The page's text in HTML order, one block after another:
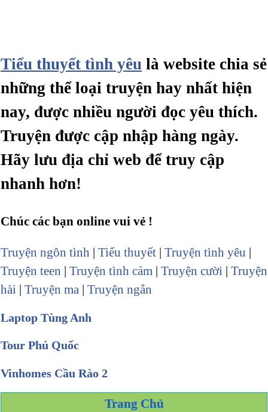
Tiểu thuyết tình yêu là website chia sẻ
những thể loại truyện hay nhất hiện
nay, được nhiều người đọc yêu thích.
Truyện được cập nhập hàng ngày.
Hãy lưu địa chỉ web để truy cập
nhanh hơn!
Chúc các bạn online vui vẻ !
Truyện ngôn tình | Tiểu thuyết | Truyện tình yêu |
Truyện teen | Truyện tình cảm | Truyện cười | Truyện
hài | Truyện ma | Truyện ngắn
Laptop Tùng Anh
Tour Phú Quốc
Vinhomes Cầu Rào 2
Trang Chủ